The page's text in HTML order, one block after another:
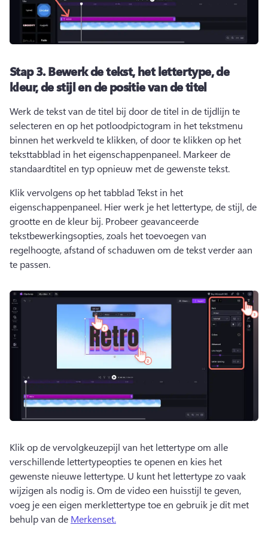
Stap 3.Bewerk de tekst, het lettertype, de
kleur, de stijl en de positie van de titel
Werk de tekst van de titel bij door de titel in de tijdlijn te
selecteren en op het potloodpictogram in het tekstmenu
binnen het werkveld te klikken, of door te klikken op het
teksttabblad in het eigenschappenpaneel. Markeer de
standaardtitel en typ opnieuw met de gewenste tekst.
Klik vervolgens op het tabblad Tekst in het
eigenschappenpaneel. Hier werk je het lettertype, de stijl, de
grootte en de kleur bij. Probeer geavanceerde
tekstbewerkingsopties, zoals het toevoegen van
regelhoogte, afstand of schaduwen om de tekst verder aan
te passen.
Klik op de vervolgkeuzepijl van het lettertype om alle
verschillende lettertypeopties te openen en kies het
gewenste nieuwe lettertype. U kunt het lettertype zo vaak
wijzigen als nodig is. Om de video een huisstijl te geven,
voeg je een eigen merklettertype toe en gebruik je dit met
behulp van de Merkenset.